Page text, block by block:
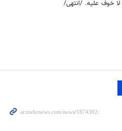
لا خوف عليه. /انتهى/